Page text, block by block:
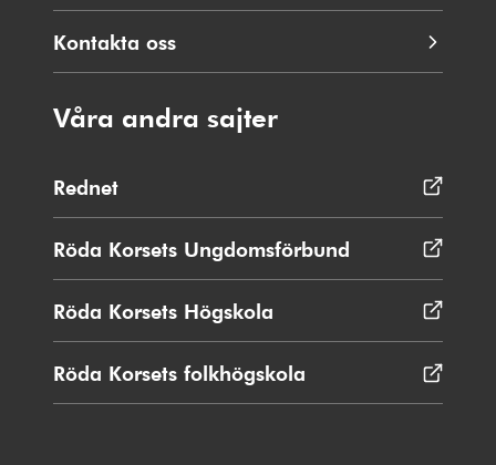
Kontakta oss
Våra andra sajter
Rednet
i
nytt
fönster
Röda Korsets Ungdomsförbund Öppnas
i
Röda Korsets Högskola
i
nytt
fönster
Röda Korsets folkhögskola
i